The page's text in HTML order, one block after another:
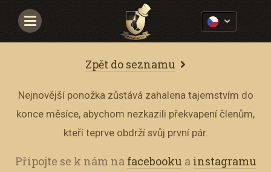
Navigace
Zpět do seznamu
Nejnovější ponožka zůstává zahalena tajemstvím do
konce měsíce, abychom nezkazili překvapení členům,
kteří teprve obdrží svůj první pár.
Připojte se k nám na facebooku a instagramu